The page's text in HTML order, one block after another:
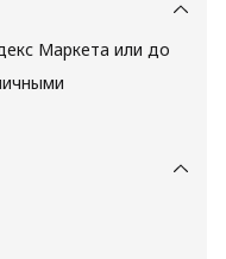
Маркета или до